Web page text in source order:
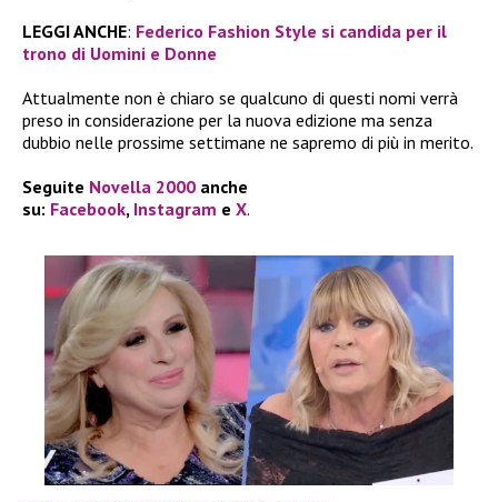
LEGGI ANCHE: Federico Fashion Style si candida per il
trono di Uomini e Donne
Attualmente non è chiaro se qualcuno di questi nomi verrà
preso in considerazione per la nuova edizione ma senza
dubbio nelle prossime settimane ne sapremo di più in merito.
Seguite Novella 2000 anche
su: Facebook, Instagram e X.